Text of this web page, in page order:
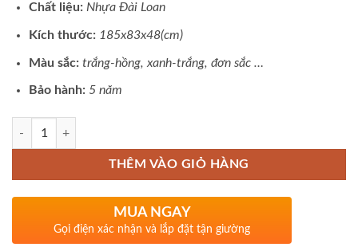
là:
1,500,000 ₫.
1,250,000 ₫.
Chất liệu: Nhựa Đài Loan
Kích thước: 185x83x48(cm)
Màu sắc: trắng-hồng, xanh-trắng, đơn sắc …
Bảo hành: 5 năm
Số lượng
THÊM VÀO GIỎ HÀNG
MUA NGAY
Gọi điện xác nhận và lắp đặt tận giường